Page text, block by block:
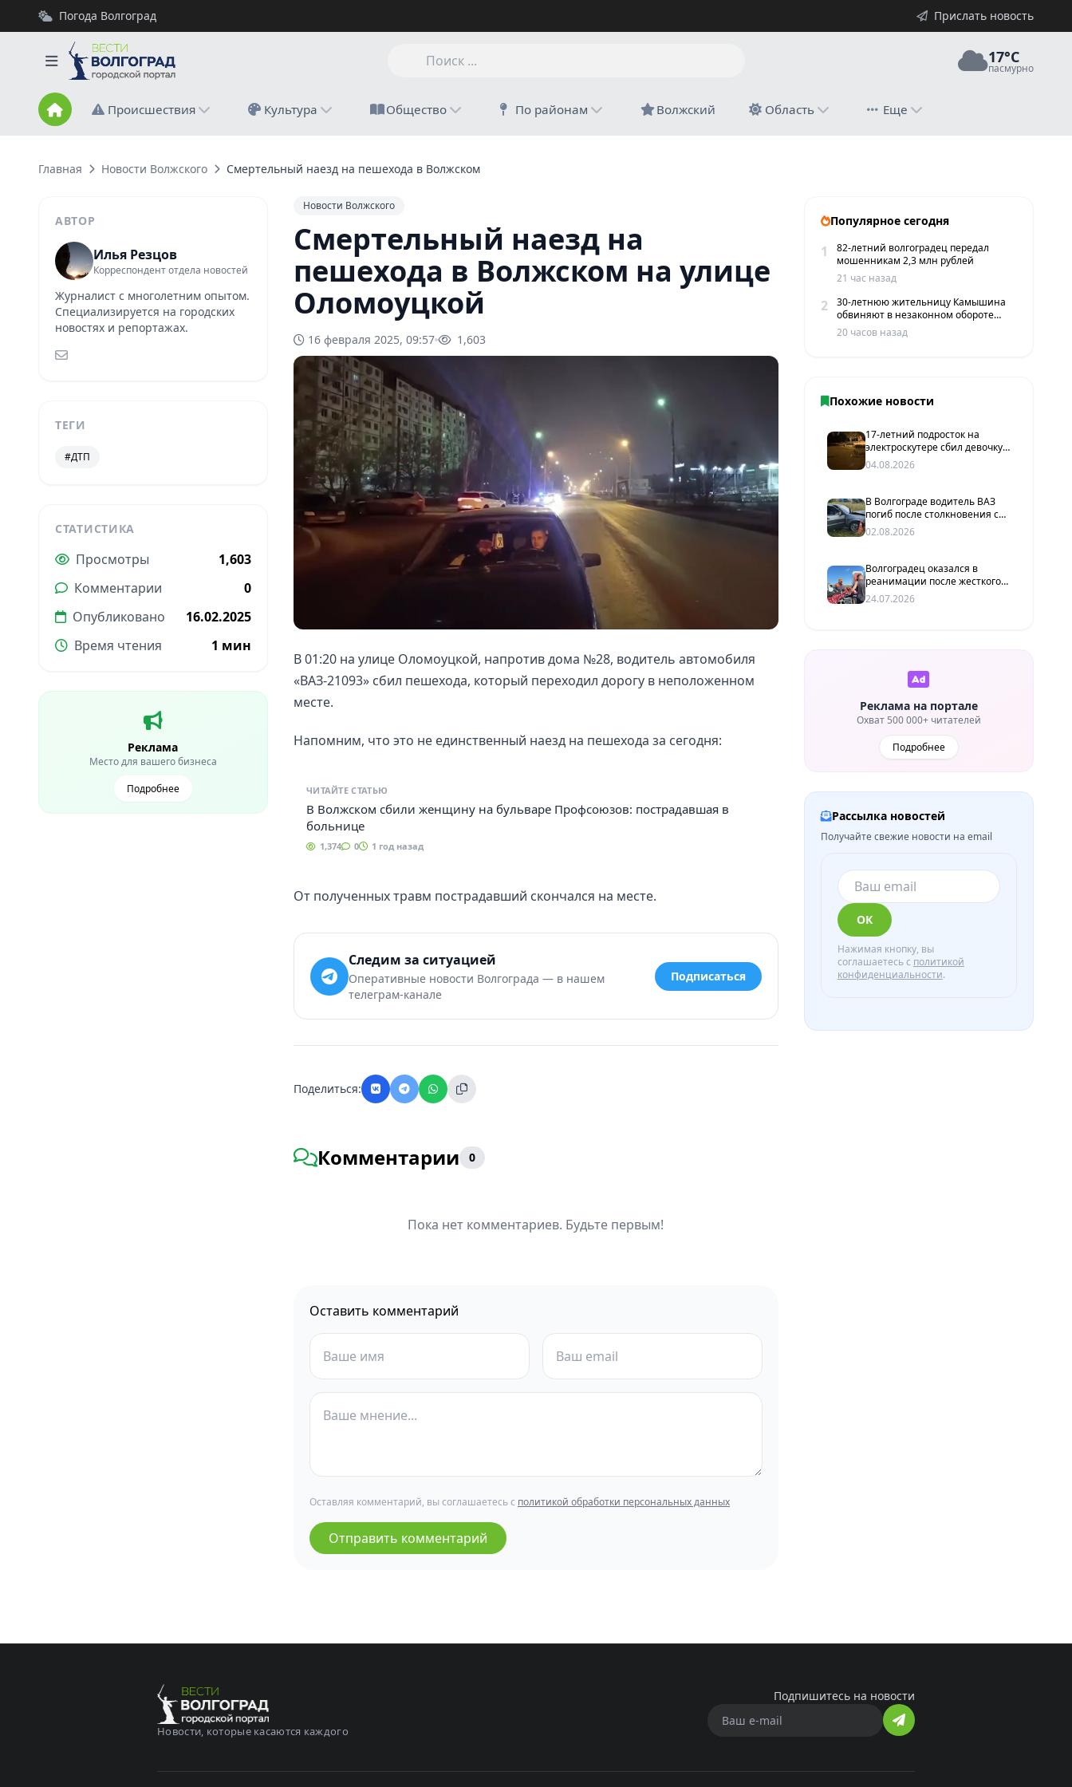
Погода Волгоград Прислать новость
17°C
пасмурно
Происшествия Культура Общество По районам Волжский Область Еще
Главная Новости Волжского Смертельный наезд на пешехода в Волжском на улице Оломоуцкой
АВТОР
Илья Резцов
Корреспондент отдела новостей
Журналист с многолетним опытом.
Специализируется на городских
новостях и репортажах.
ТЕГИ
#ДТП
СТАТИСТИКА
Просмотры
1,603
Комментарии
0
Опубликовано
16.02.2025
Время чтения
1 мин
Реклама
Место для вашего бизнеса
Подробнее
Новости Волжского
Смертельный наезд на
пешехода в Волжском на улице
Оломоуцкой
16 февраля 2025, 09:57 1,603
В 01:20 на улице Оломоуцкой, напротив дома №28, водитель автомобиля
«ВАЗ-21093» сбил пешехода, который переходил дорогу в неположенном
месте.
Напомним, что это не единственный наезд на пешехода за сегодня:
ЧИТАЙТЕ СТАТЬЮ
В Волжском сбили женщину на бульваре Профсоюзов: пострадавшая в
больнице
1,374 0 1 год назад
От полученных травм пострадавший скончался на месте.
Следим за ситуацией
Оперативные новости Волгограда — в нашем
телеграм-канале
Подписаться
Поделиться:
Комментарии 0
Пока нет комментариев. Будьте первым!
Оставить комментарий
Оставляя комментарий, вы соглашаетесь с политикой обработки персональных данных
Отправить комментарий
Популярное сегодня
1
82-летний волгоградец передал
мошенникам 2,3 млн рублей
21 час назад
2
30-летнюю жительницу Камышина
обвиняют в незаконном обороте
наркотиков
20 часов назад
Похожие новости
17-летний подросток на
электроскутере сбил девочку
в Волгограде
04.08.2026
В Волгограде водитель ВАЗ
погиб после столкновения с
опорой ЛЭП
02.08.2026
Волгоградец оказался в
реанимации после жесткого
ДТП с грузовиком в
Ростовской области
24.07.2026
Реклама на портале
Охват 500 000+ читателей
Подробнее
Рассылка новостей
Получайте свежие новости на email
ОК
Нажимая кнопку, вы
соглашаетесь с политикой
конфиденциальности.
Новости, которые касаются каждого
Подпишитесь на новости